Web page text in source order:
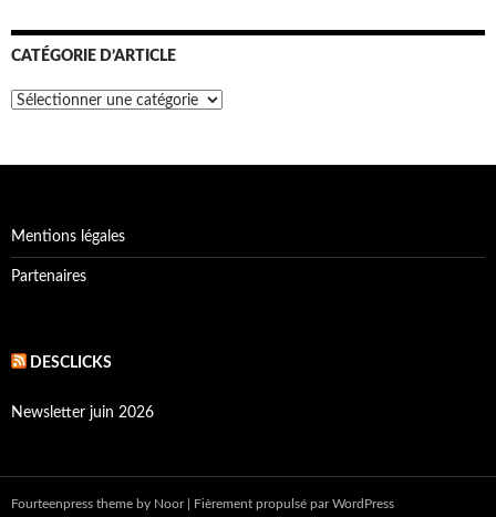
CATÉGORIE D’ARTICLE
Catégorie
Mentions légales
Partenaires
DESCLICKS
Newsletter juin 2026
Fourteenpress theme by Noor| Fièrement propulsé par WordPress